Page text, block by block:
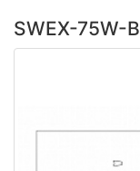
SWEX-75W-B